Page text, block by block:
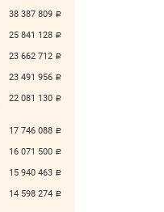
38 387 809 руб.
25 841 128 руб.
23 662 712 руб.
23 491 956 руб.
22 081 130 руб.
17 746 088 руб.
16 071 500 руб.
15 940 463 руб.
14 598 274 руб.